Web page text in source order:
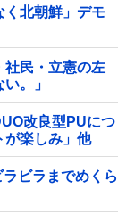
く北朝鮮」デモ
社民・立憲の左
。」
改良型PUにつ
が楽しみ」他
ビラまでめくら